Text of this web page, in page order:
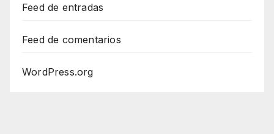
Feed de entradas
Feed de comentarios
WordPress.org